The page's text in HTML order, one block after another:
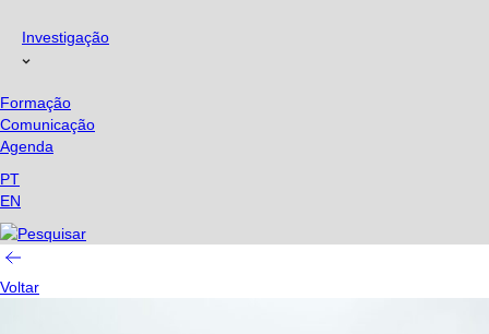
Investigação
Formação
Comunicação
Agenda
PT
EN
Voltar